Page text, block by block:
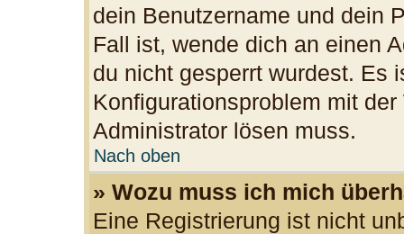
dein Benutzername und dein
Fall ist, wende dich an einen
du nicht gesperrt wurdest. Es
Konfigurationsproblem mit
Administrator lösen muss.
Nach oben
» Wozu muss ich mich
Eine Registrierung ist nicht